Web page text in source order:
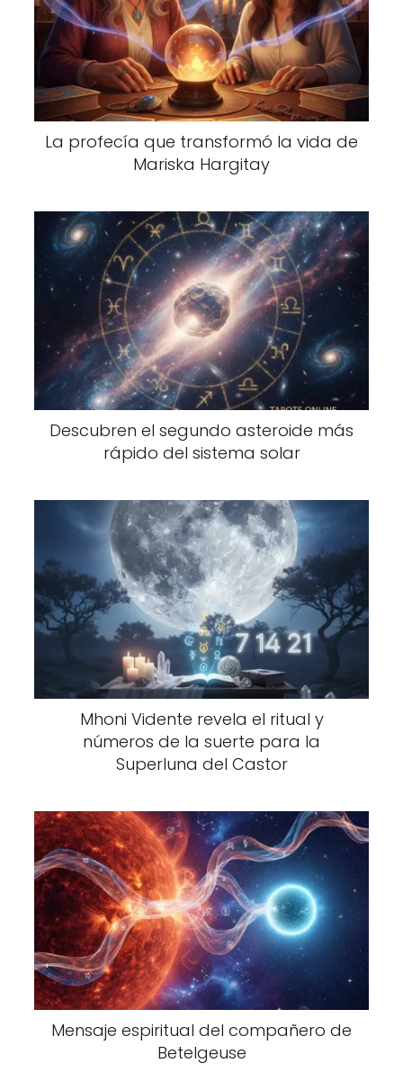
La profecía que transformó la vida de
Mariska Hargitay
Descubren el segundo asteroide más
rápido del sistema solar
Mhoni Vidente revela el ritual y
números de la suerte para la
Superluna del Castor
Mensaje espiritual del compañero de
Betelgeuse